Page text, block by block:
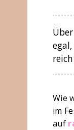
Wie
im
auf